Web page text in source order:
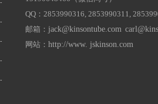
京生管业研发中心落成使用
2019年公司投入5000万元新建公司研
QQ：2853990316, 2853990311,
邮箱： jack@kinsontube.com
网站： http://www. jskinson.com